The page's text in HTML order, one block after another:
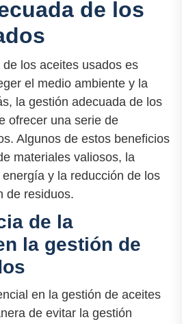
de los
los aceites usados es
el medio ambiente y la
la gestión adecuada de los
ofrecer una serie de
Algunos de estos beneficios
materiales valiosos, la
y la reducción de los
de residuos.
de la
la gestión de
en la gestión de aceites
de evitar la gestión